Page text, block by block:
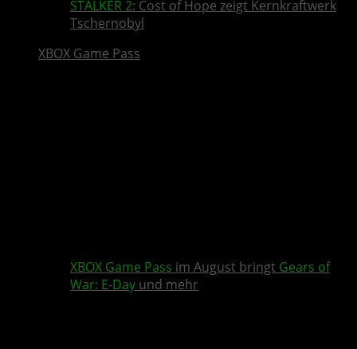
STALKER 2: Cost of Hope zeigt Kernkraftwerk
Tschernobyl
XBOX Game Pass
XBOX Game Pass im August bringt Gears of
War: E-Day und mehr